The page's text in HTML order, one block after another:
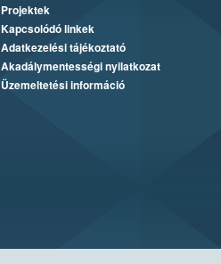
Projektek
Kapcsolódó linkek
Adatkezelési tájékoztató
Akadálymentességi nyilatkozat
Üzemeltetési információ